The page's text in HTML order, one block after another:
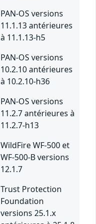
PAN-OS versions
11.1.13 antérieures
à 11.1.13-h5
PAN-OS versions
10.2.10 antérieures
à 10.2.10-h36
PAN-OS versions
11.2.7 antérieures à
11.2.7-h13
WildFire WF-500 et
WF-500-B versions
12.1.7
Trust Protection
Foundation
versions 25.1.x